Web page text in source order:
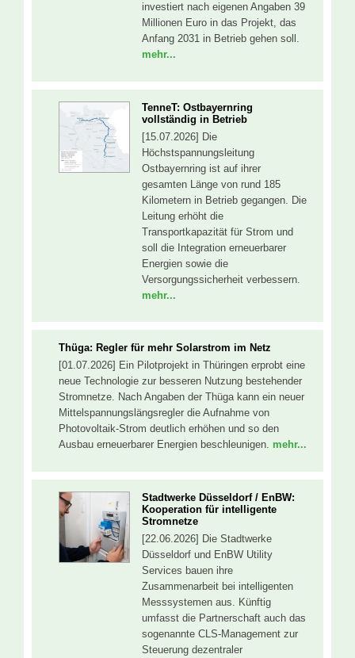
investiert nach eigenen Angaben 39
Millionen Euro in das Projekt, das
Anfang 2031 in Betrieb gehen soll.
mehr...
TenneT: Ostbayernring
vollständig in Betrieb
[15.07.2026] Die
Höchstspannungsleitung
Ostbayernring ist auf ihrer
gesamten Länge von rund 185
Kilometern in Betrieb gegangen. Die
Leitung erhöht die
Transportkapazität für Strom und
soll die Integration erneuerbarer
Energien sowie die
Versorgungssicherheit verbessern.
mehr...
Thüga: Regler für mehr Solarstrom im Netz
[01.07.2026] Ein Pilotprojekt in Thüringen erprobt eine
neue Technologie zur besseren Nutzung bestehender
Stromnetze. Nach Angaben der Thüga kann ein neuer
Mittelspannungslängsregler die Aufnahme von
Photovoltaik-Strom deutlich erhöhen und so den
Ausbau erneuerbarer Energien beschleunigen. mehr...
Stadtwerke Düsseldorf / EnBW:
Kooperation für intelligente
Stromnetze
[22.06.2026] Die Stadtwerke
Düsseldorf und EnBW Utility
Services bauen ihre
Zusammenarbeit bei intelligenten
Messsystemen aus. Künftig
umfasst die Partnerschaft auch das
sogenannte CLS-Management zur
Steuerung dezentraler